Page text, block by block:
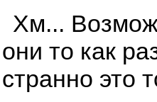
Хм...
они то как
странно это